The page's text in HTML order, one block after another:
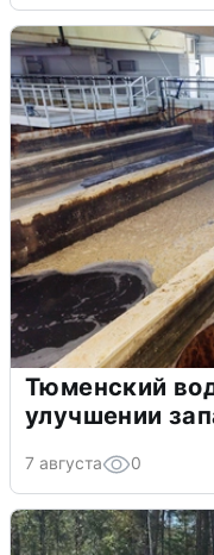
Тюменский
улучшении
7 августа 0